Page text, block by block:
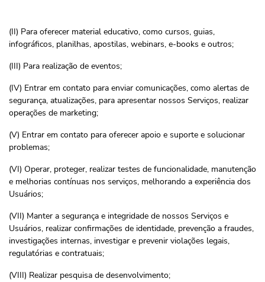
(II) Para oferecer material educativo, como cursos, guias,
infográficos, planilhas, apostilas, webinars, e-books e outros;
(III) Para realização de eventos;
(IV) Entrar em contato para enviar comunicações, como alertas de
segurança, atualizações, para apresentar nossos Serviços, realizar
operações de marketing;
(V) Entrar em contato para oferecer apoio e suporte e solucionar
problemas;
(VI) Operar, proteger, realizar testes de funcionalidade, manutenção
e melhorias contínuas nos serviços, melhorando a experiência dos
Usuários;
(VII) Manter a segurança e integridade de nossos Serviços e
Usuários, realizar confirmações de identidade, prevenção a fraudes,
investigações internas, investigar e prevenir violações legais,
regulatórias e contratuais;
(VIII) Realizar pesquisa de desenvolvimento;